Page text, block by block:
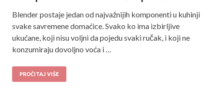
Blender postaje jedan od najvažnijih komponenti u kuhinji
svake savremene domaćice. Svako ko ima izbirljive
ukućane, koji nisu voljni da pojedu svaki ručak, i koji ne
konzumiraju dovoljno voća i …
PROČITAJ VIŠE